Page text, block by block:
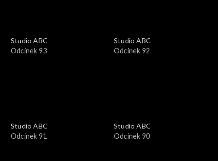
Studio ABC
Odcinek 93
Studio ABC
Odcinek 92
Studio ABC
Odcinek 91
Studio ABC
Odcinek 90